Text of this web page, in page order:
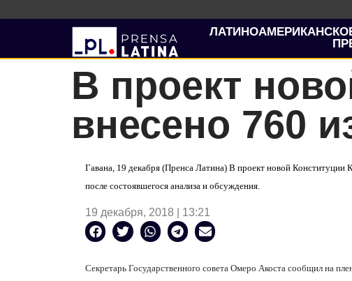
В проект
внесено 760
Гавана, 19 декабря (Пренса Латина) В проект новой
после состоявшегося анализа и обсуждения.
19 декабря, 2018 | 13:21
Секретарь Государственного совета Омеро Акоста сообщил на